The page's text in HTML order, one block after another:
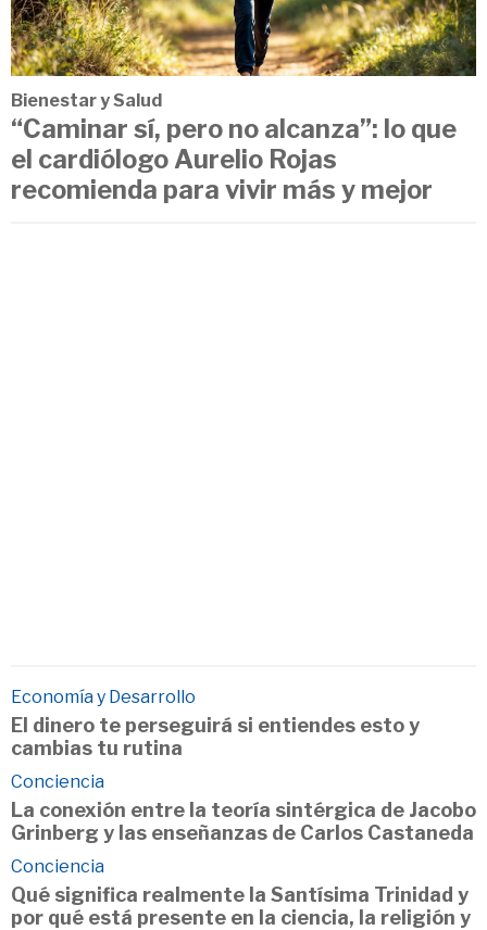
Bienestar y Salud
“Caminar sí, pero no alcanza”: lo que
el cardiólogo Aurelio Rojas
recomienda para vivir más y mejor
Economía y Desarrollo
El dinero te perseguirá si entiendes esto y
cambias tu rutina
Conciencia
La conexión entre la teoría sintérgica de Jacobo
Grinberg y las enseñanzas de Carlos Castaneda
Conciencia
Qué significa realmente la Santísima Trinidad y
por qué está presente en la ciencia, la religión y